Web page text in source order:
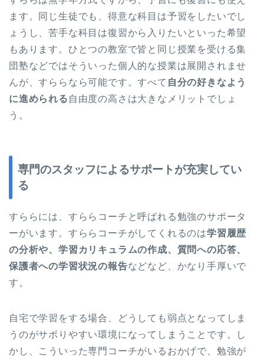
ます。同じ生徒でも、得意な科目は予習をしたいでし
ょうし、苦手な科目は復習から入りたいといった希望
もあります。ひとつの教室で皆と同じ授業を受ける集
団塾などではそういった個人的な授業は展開されませ
んが、すららなら可能です。すべて 自分の好きなよう
に進められる 自由度の高さは大きなメリットでしょ
う。
専門のスタッフによるサポートが充実してい
る
すららには、すららコーチと呼ばれる勉強のサポータ
ーがいます。すららコーチがしてくれるのは学習履歴
の分析や、学習カリキュラムの作成、質問への応答、
保護者への学習状況の報告などなど、かなり手厚いで
す。
自宅で学習をする場合、どうしても弱点となってしま
うのがサボりやすい環境になってしまうことです。し
かし、こういった専門コーチがいるおかげで、勉強が